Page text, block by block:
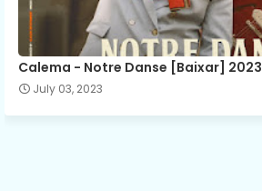
Calema - Notre Danse [Baixar] 2023
July 03, 2023